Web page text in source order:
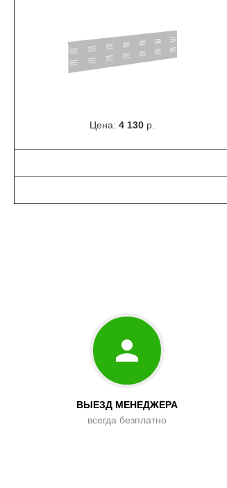
Цена: 4 130р.
ВЫЕЗД МЕНЕДЖЕРА
всегда безплатно